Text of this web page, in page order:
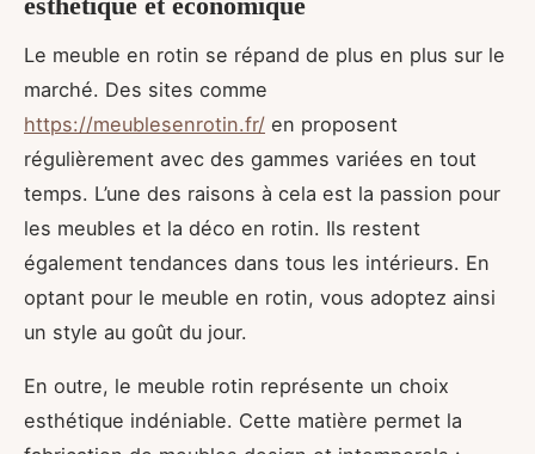
Le meuble en rotin se répand de plus en plus sur le
marché. Des sites comme
https://meublesenrotin.fr/ en proposent
régulièrement avec des gammes variées en tout
temps. L’une des raisons à cela est la passion pour
les meubles et la déco en rotin. Ils restent
également tendances dans tous les intérieurs. En
optant pour le meuble en rotin, vous adoptez ainsi
un style au goût du jour.
En outre, le meuble rotin représente un choix
esthétique indéniable. Cette matière permet la